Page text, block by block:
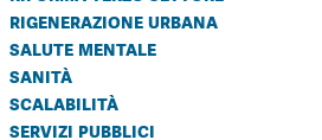
rigenerazione urbana
salute mentale
sanità
scalabilità
servizi pubblici